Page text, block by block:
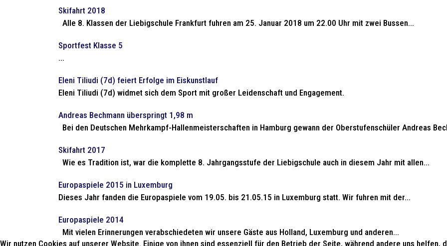
Skifahrt 2018
Alle 8. Klassen der Liebigschule Frankfurt fuhren am 25. Januar 2018 um 22.00 Uhr mit zwei Bussen...
Sportfest Klasse 5
...
Eleni Tiliudi (7d) feiert Erfolge im Eiskunstlauf
Eleni Tiliudi (7d) widmet sich dem Sport mit großer Leidenschaft und Engagement.
Andreas Bechmann überspringt 1,98 m
Bei den Deutschen Mehrkampf-Hallenmeisterschaften in Hamburg gewann der Oberstufenschüler Andreas
Skifahrt 2017
Wie es Tradition ist, war die komplette 8. Jahrgangsstufe der Liebigschule auch in diesem Jahr mit allen...
Europaspiele 2015 in Luxemburg
Dieses Jahr fanden die Europaspiele vom 19.05. bis 21.05.15 in Luxemburg statt. Wir fuhren mit der...
Europaspiele 2014
Mit vielen Erinnerungen verabschiedeten wir unsere Gäste aus Holland, Luxemburg und anderen...
Wir nutzen Cookies auf unserer Website. Einige von ihnen sind essenziell für den Betrieb der Seite, während andere uns